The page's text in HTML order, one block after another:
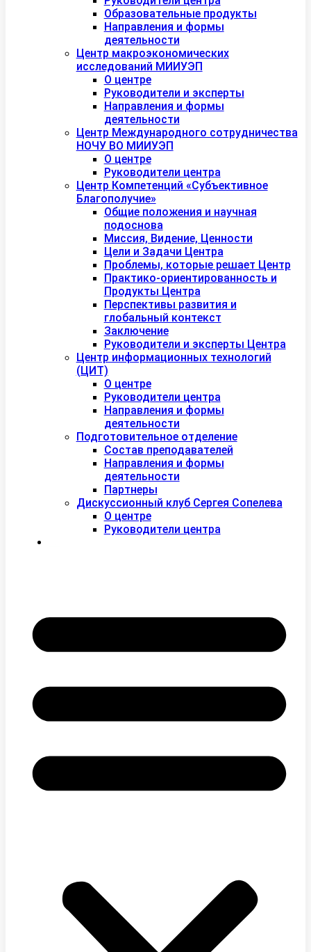
Образовательные продукты
Направления и формы
деятельности
Центр макроэкономических
исследований МИИУЭП
О центре
Руководители и эксперты
Направления и формы
деятельности
Центр Международного сотрудничества
НОЧУ ВО МИИУЭП
О центре
Руководители центра
Центр Компетенций «Субъективное
Благополучие»
Общие положения и научная
подоснова
Миссия, Видение, Ценности
Цели и Задачи Центра
Проблемы, которые решает Центр
Практико-ориентированность и
Продукты Центра
Перспективы развития и
глобальный контекст
Заключение
Руководители и эксперты Центра
Центр информационных технологий
(ЦИТ)
О центре
Руководители центра
Направления и формы
деятельности
Подготовительное отделение
Состав преподавателей
Направления и формы
деятельности
Партнеры
Дискуссионный клуб Сергея Сопелева
О центре
Руководители центра